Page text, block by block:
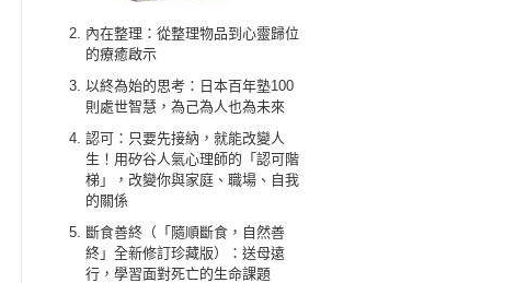
內在整理：從整理物品到心靈歸位
的療癒啟示
以終為始的思考：日本百年塾100
則處世智慧，為己為人也為未來
認可：只要先接納，就能改變人
生！用矽谷人氣心理師的「認可階
梯」，改變你與家庭、職場、自我
的關係
斷食善終（「隨順斷食，自然善
終」全新修訂珍藏版）：送母遠
行，學習面對死亡的生命課題